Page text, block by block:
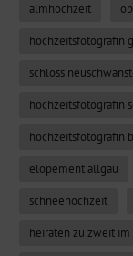
almhochzeit
hochzeitsfotografin
schloss
hochzeitsfotografin
hochzeitsfotografin
elopement allgäu
schneehochzeit
heiraten zu zweit im